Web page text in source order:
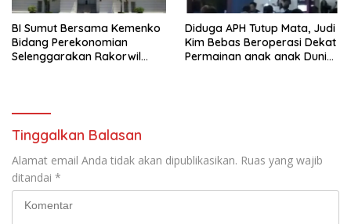
BI Sumut Bersama Kemenko
Bidang Perekonomian
Selenggarakan Rakorwil
Diduga APH Tutup Mata, Judi
Kim Bebas Beroperasi Dekat
Permainan anak anak Dunia
Tinggalkan Balasan
Alamat email Anda tidak akan dipublikasikan. Ruas yang wajib
ditandai *